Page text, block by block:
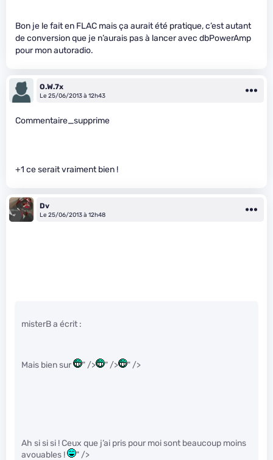
Bon je le fait en FLAC mais ça aurait été pratique, c’est autant
de conversion que je n’aurais pas à lancer avec dbPowerAmp
pour mon autoradio.
O.W.7x
Le 25/06/2013 à 12h43
Commentaire_supprime
+1 ce serait vraiment bien !
Dv
Le 25/06/2013 à 12h48
misterB a écrit :
Mais bien sur " /> " /> " />
Ah si si si ! Ceux que j’ai pris pour moi sont beaucoup moins
avouables !
" />